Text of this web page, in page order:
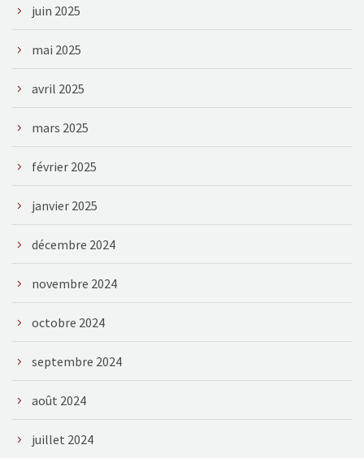
juin 2025
mai 2025
avril 2025
mars 2025
février 2025
janvier 2025
décembre 2024
novembre 2024
octobre 2024
septembre 2024
août 2024
juillet 2024